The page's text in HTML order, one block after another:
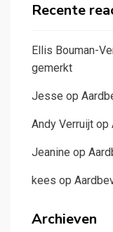
Recente
Ellis Bouman-
gemerkt
Jesse op
Andy Verruijt op
Jeanine op
kees op
Archieven